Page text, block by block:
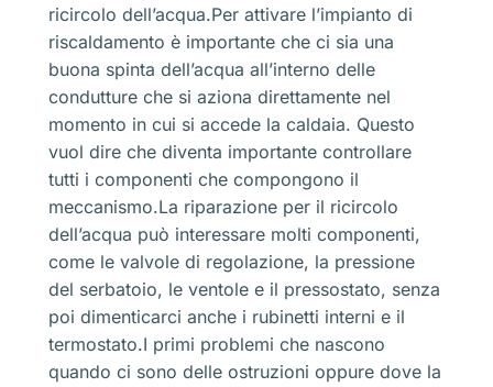
ricircolo dell’acqua.Per attivare l’impianto di
riscaldamento è importante che ci sia una
buona spinta dell’acqua all’interno delle
condutture che si aziona direttamente nel
momento in cui si accede la caldaia. Questo
vuol dire che diventa importante controllare
tutti i componenti che compongono il
meccanismo.La riparazione per il ricircolo
dell’acqua può interessare molti componenti,
come le valvole di regolazione, la pressione
del serbatoio, le ventole e il pressostato, senza
poi dimenticarci anche i rubinetti interni e il
termostato.I primi problemi che nascono
quando ci sono delle ostruzioni oppure dove la